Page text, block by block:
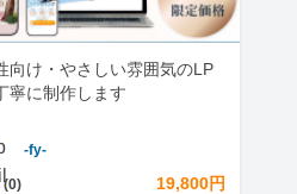
向け・やさしい雰囲気のLP
寧に制作します
-fy-
(0) 19,800円